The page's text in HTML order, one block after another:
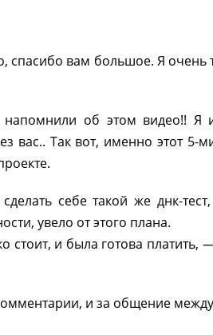
спасибо вам большое. Я очень
напомнили об этом видео!! Я
вас.. Так вот, именно этот 5-
себе такой же днк-
увело от этого плана.
стоит, и была готова платить,
и за общение